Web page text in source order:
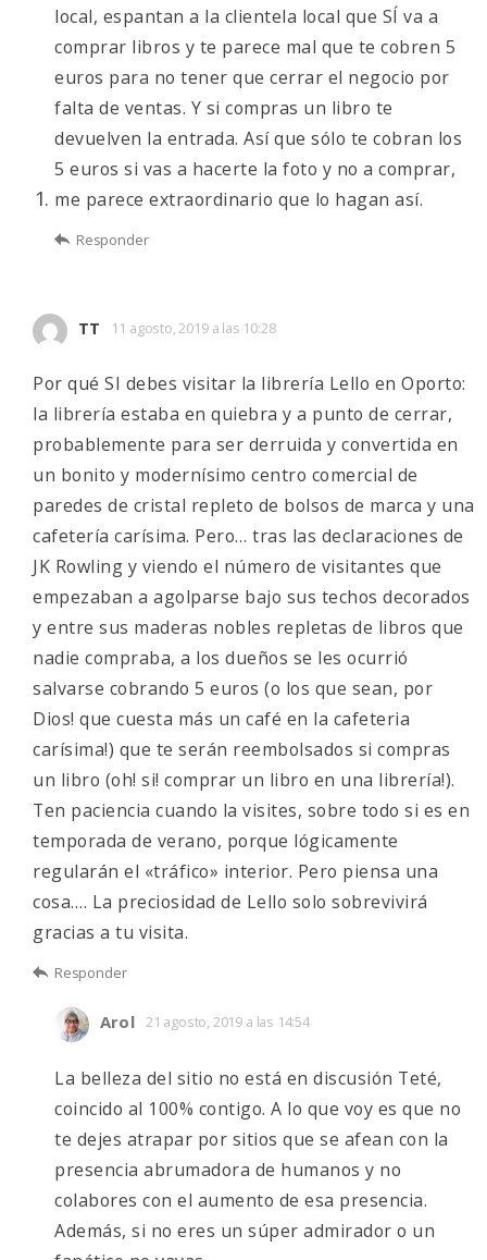
local, espantan a la clientela local que SÍ va a
comprar libros y te parece mal que te cobren 5
euros para no tener que cerrar el negocio por
falta de ventas. Y si compras un libro te
devuelven la entrada. Así que sólo te cobran los
5 euros si vas a hacerte la foto y no a comprar,
me parece extraordinario que lo hagan así.
Responder
TT 11 agosto, 2019 a las 10:28
Por qué SI debes visitar la librería Lello en Oporto:
la librería estaba en quiebra y a punto de cerrar,
probablemente para ser derruida y convertida en
un bonito y modernísimo centro comercial de
paredes de cristal repleto de bolsos de marca y una
cafetería carísima. Pero… tras las declaraciones de
JK Rowling y viendo el número de visitantes que
empezaban a agolparse bajo sus techos decorados
y entre sus maderas nobles repletas de libros que
nadie compraba, a los dueños se les ocurrió
salvarse cobrando 5 euros (o los que sean, por
Dios! que cuesta más un café en la cafeteria
carísima!) que te serán reembolsados si compras
un libro (oh! si! comprar un libro en una librería!).
Ten paciencia cuando la visites, sobre todo si es en
temporada de verano, porque lógicamente
regularán el «tráfico» interior. Pero piensa una
cosa…. La preciosidad de Lello solo sobrevivirá
gracias a tu visita.
Responder
Arol 21 agosto, 2019 a las 14:54
La belleza del sitio no está en discusión Teté,
coincido al 100% contigo. A lo que voy es que no
te dejes atrapar por sitios que se afean con la
presencia abrumadora de humanos y no
colabores con el aumento de esa presencia.
Además, si no eres un súper admirador o un